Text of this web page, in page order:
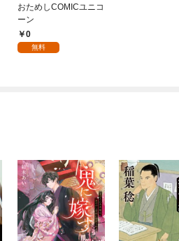
おためしCOMICユニコ
ーン
0
無料